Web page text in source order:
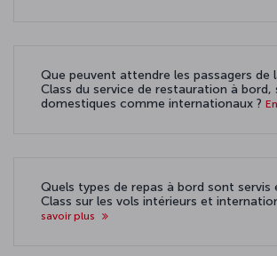
Que peuvent attendre les passagers de
Class du service de restauration à bord,
domestiques comme internationaux ?
Quels types de repas à bord sont servis
Class sur les vols intérieurs et
savoir plus